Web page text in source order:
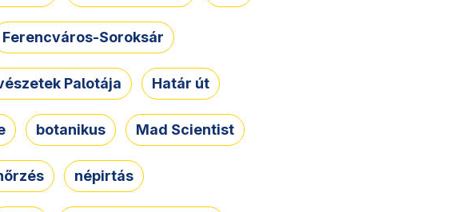
Ferencváros-Soroksár
Palotája Határ út
botanikus Mad Scientist
népirtás